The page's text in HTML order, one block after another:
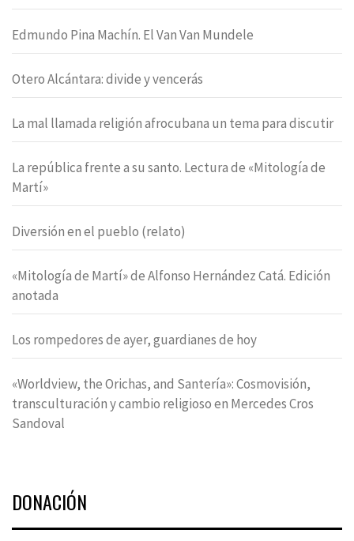
Edmundo Pina Machín. El Van Van Mundele
Otero Alcántara: divide y vencerás
La mal llamada religión afrocubana un tema para discutir
La república frente a su santo. Lectura de «Mitología de
Martí»
Diversión en el pueblo (relato)
«Mitología de Martí» de Alfonso Hernández Catá. Edición
anotada
Los rompedores de ayer, guardianes de hoy
«Worldview, the Orichas, and Santería»: Cosmovisión,
transculturación y cambio religioso en Mercedes Cros
Sandoval
DONACIÓN